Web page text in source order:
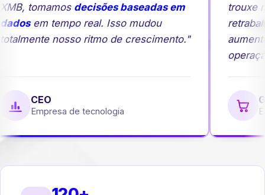
tomamosdecisões baseadas em
em tempo real. Isso mudou
nosso ritmo de crescimento."
CEO
Empresa de tecnologia
trouxe